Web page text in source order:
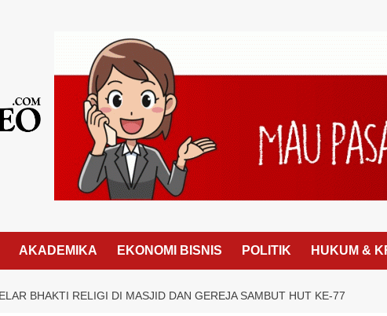
AKADEMIKA EKONOMI BISNIS POLITIK HUKUM &
BHAKTI RELIGI DI MASJID DAN GEREJA SAMBUT HUT KE-77